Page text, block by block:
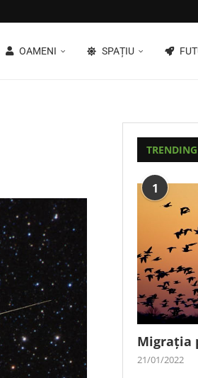
OAMENI SPAȚIU
TRENDING
1
Migrația
21/01/2022